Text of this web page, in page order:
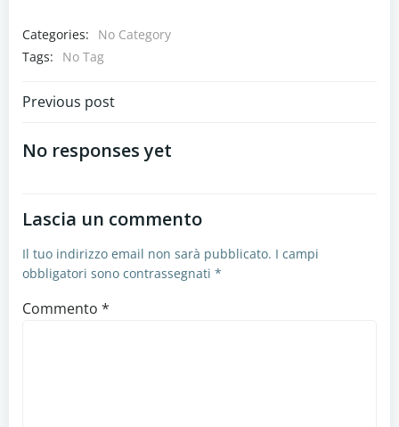
Categories:
No Category
Tags:
No Tag
Navigazione
articoli
Previous post
No responses yet
Lascia un commento
Il tuo indirizzo email non sarà pubblicato. I campi
obbligatori sono contrassegnati *
Commento *